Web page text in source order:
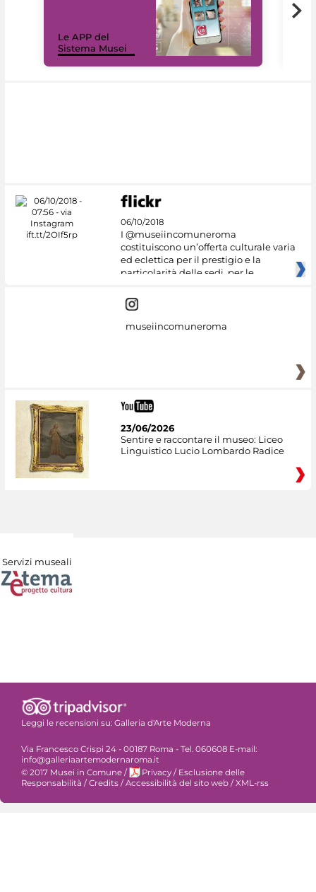
Le APP del
Sistema Musei
06/10/2018
I @museiincomuneroma
costituiscono un’offerta culturale varia
ed eclettica per il prestigio e la
particolarità delle sedi, per le
museiincomuneroma
23/06/2026
Sentire e raccontare il museo: Liceo
Linguistico Lucio Lombardo Radice
Servizi museali
Leggi le recensioni su: Galleria d'Arte Moderna
Via Francesco Crispi 24 - 00187 Roma - Tel. 060608 E-mail:
info@galleriaartemodernaroma.it
© 2017 Musei in Comune / Privacy / Esclusione delle
Responsabilità /Credits /Accessibilità del sito web /XML-rss